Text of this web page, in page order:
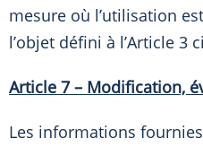
mesure où l’utilisation
l’objet défini à l’Article 3
Article 7 – Modification,
Les informations